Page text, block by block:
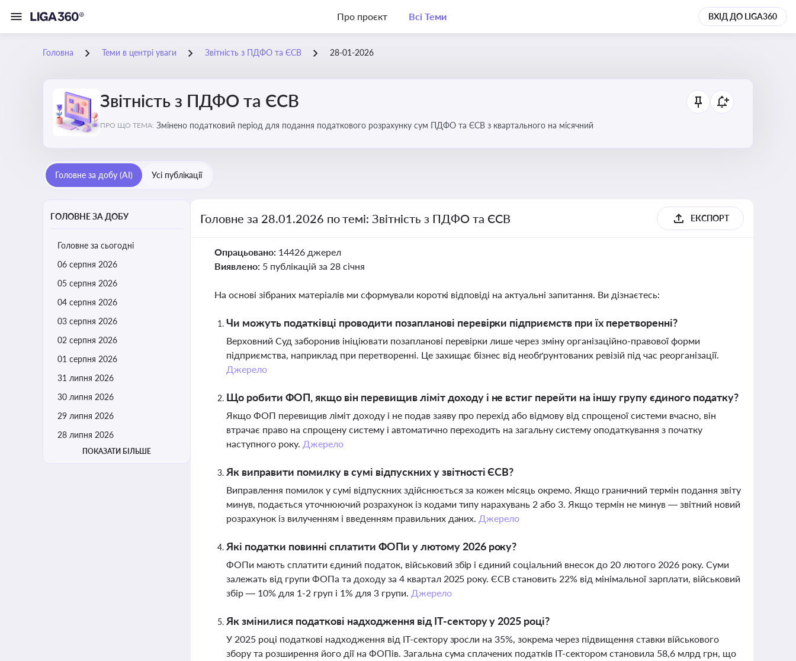
Про проєкт Всі Теми ВХІД ДО LIGA360
Головна Теми в центрі уваги Звітність з ПДФО та ЄСВ 28-01-2026
Звітність з ПДФО та ЄСВ
ПРО ЩО ТЕМА: Змінено податковий період для подання податкового розрахунку сум ПДФО та ЄСВ з квартального на місячний
Головне за добу (AI) Усі публікації
ГОЛОВНЕ ЗА ДОБУ
Головне за сьогодні
06 серпня 2026
05 серпня 2026
04 серпня 2026
03 серпня 2026
02 серпня 2026
01 серпня 2026
31 липня 2026
30 липня 2026
29 липня 2026
28 липня 2026
ПОКАЗАТИ БІЛЬШЕ
Головне за 28.01.2026 по темі: Звітність з ПДФО та ЄСВ ЕКСПОРТ
Опрацьовано: 14426 джерел
Виявлено: 5 публікацій за 28 січня
На основі зібраних матеріалів ми сформували короткі відповіді на актуальні запитання. Ви дізнаєтесь:
Чи можуть податківці проводити позапланові перевірки підприємств при їх перетворенні?
Верховний Суд заборонив ініціювати позапланові перевірки лише через зміну організаційно-правової форми
підприємства, наприклад при перетворенні. Це захищає бізнес від необґрунтованих ревізій під час реорганізації.
Джерело
Що робити ФОП, якщо він перевищив ліміт доходу і не встиг перейти на іншу групу єдиного податку?
Якщо ФОП перевищив ліміт доходу і не подав заяву про перехід або відмову від спрощеної системи вчасно, він
втрачає право на спрощену систему і автоматично переходить на загальну систему оподаткування з початку
наступного року. Джерело
Як виправити помилку в сумі відпускних у звітності ЄСВ?
Виправлення помилок у сумі відпускних здійснюється за кожен місяць окремо. Якщо граничний термін подання звіту
минув, подається уточнюючий розрахунок із кодами типу нарахувань 2 або 3. Якщо термін не минув — звітний новий
розрахунок із вилученням і введенням правильних даних. Джерело
Які податки повинні сплатити ФОПи у лютому 2026 року?
ФОПи мають сплатити єдиний податок, військовий збір і єдиний соціальний внесок до 20 лютого 2026 року. Суми
залежать від групи ФОПа та доходу за 4 квартал 2025 року. ЄСВ становить 22% від мінімальної зарплати, військовий
збір — 10% для 1-2 груп і 1% для 3 групи. Джерело
Як змінилися податкові надходження від IT-сектору у 2025 році?
У 2025 році податкові надходження від IT-сектору зросли на 35%, зокрема через підвищення ставки військового
збору та розширення його дії на ФОПів. Загальна сума сплачених податків IT-сектором становила 58,6 млрд грн, що